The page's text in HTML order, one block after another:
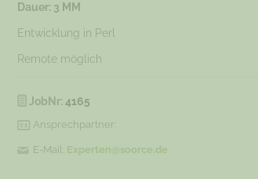
Dauer: 3 MM
Entwicklung in Perl
Remote möglich
JobNr: 4165
Ansprechpartner:
E-Mail: Experten@soorce.de